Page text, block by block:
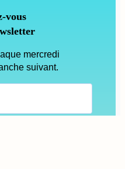
vous
mercredi
suivant.